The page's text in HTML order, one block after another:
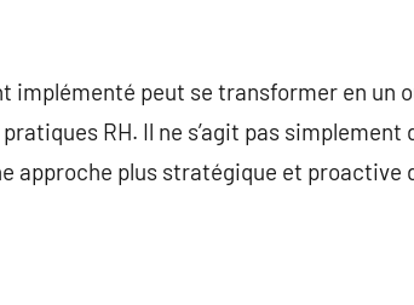
implémenté peut se transformer en un
RH. Il ne s’agit pas simplement
approche plus stratégique et proactive